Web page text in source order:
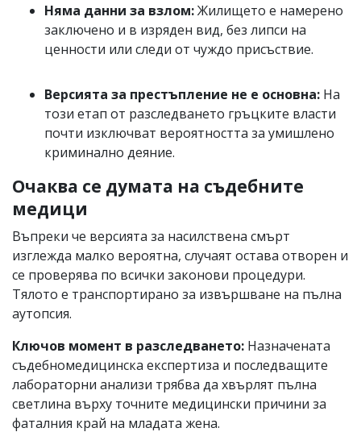
Няма данни за взлом:Жилището е намерено
заключено и в изряден вид, без липси на
ценности или следи от чуждо присъствие.
Версията за престъпление не е основна: На
този етап от разследването гръцките власти
почти изключват вероятността за умишлено
криминално деяние.
Очаква се думата на съдебните
медици
Въпреки че версията за насилствена смърт
изглежда малко вероятна, случаят остава отворен и
се проверява по всички законови процедури.
Тялото е транспортирано за извършване на пълна
аутопсия.
Ключов момент в разследването: Назначената
съдебномедицинска експертиза и последващите
лабораторни анализи трябва да хвърлят пълна
светлина върху точните медицински причини за
фаталния край на младата жена.